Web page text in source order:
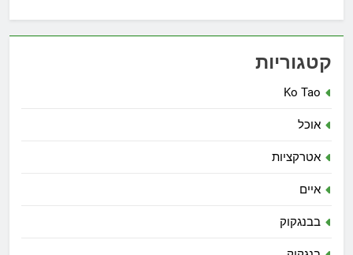
קטגוריות
Ko Tao
אוכל
אטרקציות
איים
בבנגקוק